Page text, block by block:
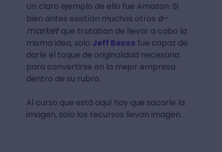
Un claro ejemplo de ello fue Amazon. Si
bien antes existían muchos otros e-
market que trataban de llevar a cabo la
misma idea, solo Jeff Bezosfue capaz de
darle el toque de originalidad necesaria
para convertirse en la mejor empresa
dentro de su rubro.
Al curso que está aquí hay que sacarle la
imagen, solo los recursos llevan imagen.